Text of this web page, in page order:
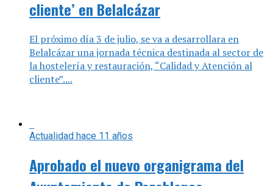
Actualidadhace 11 años
Aprobado el nuevo organigrama del
Ayuntamiento de Pozoblanco
periodicidad de las sesiones...
Actualidadhace 11 años